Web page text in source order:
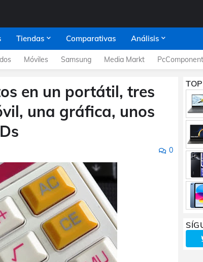
Tiendas Comparativas Análisis
Móviles Samsung Media Markt
en un portátil, tres
una gráfica, unos
0